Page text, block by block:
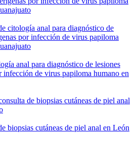
citología anal para diagnóstico de
por infección de virus papiloma
anal para diagnóstico de lesiones
infección de virus papiloma humano en
de biopsias cutáneas de piel anal
biopsias cutáneas de piel anal en León